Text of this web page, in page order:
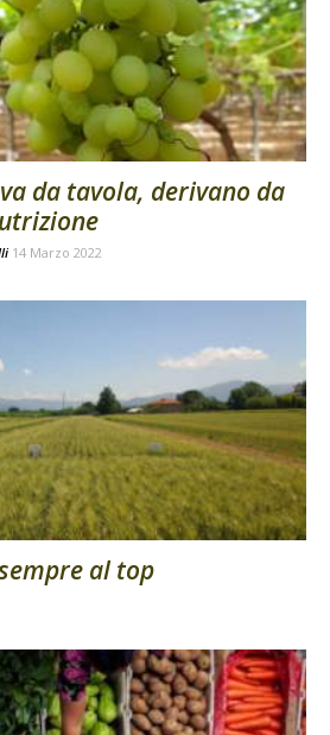
da tavola, derivano da
14 Marzo 2022
al top